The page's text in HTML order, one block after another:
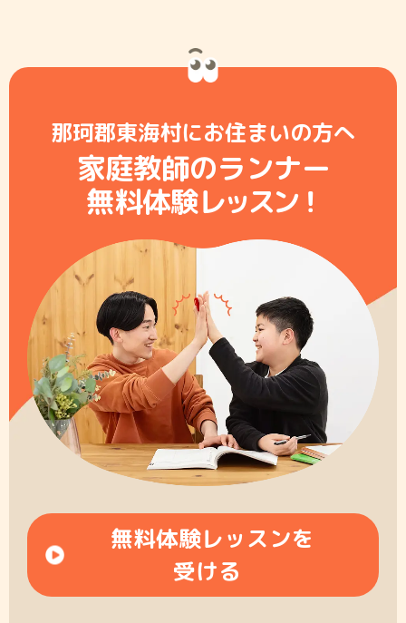
那珂郡東海村にお住まいの方へ
家庭教師のランナー
無料体験レッスン！
無料体験レッスンを
受ける